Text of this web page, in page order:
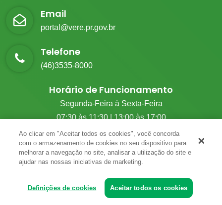
Email
portal@vere.pr.gov.br
Telefone
(46)3535-8000
Horário de Funcionamento
Segunda-Feira à Sexta-Feira
07:30 às 11:30 | 13:00 às 17:00
© 2026 G.M Tecnologia. Todos Os Direitos Reservados.
Ao clicar em "Aceitar todos os cookies", você concorda
com o armazenamento de cookies no seu dispositivo para
melhorar a navegação no site, analisar a utilização do site e
ajudar nas nossas iniciativas de marketing.
Definições de cookies Aceitar todos os cookies